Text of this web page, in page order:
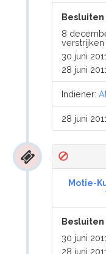
Besluiten
8
verstrijken
30 juni
28 juni
Indiener:
28 juni 2011
Motie-
Besluiten
30 juni
28 juni